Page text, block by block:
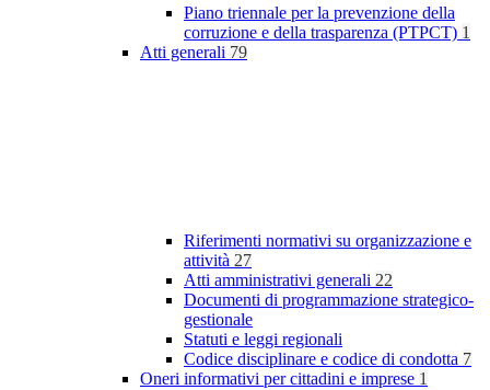
Piano triennale per la prevenzione della
corruzione e della trasparenza (PTPCT) 1
Atti generali 79
Riferimenti normativi su organizzazione e
attività 27
Atti amministrativi generali 22
Documenti di programmazione strategico-
gestionale
Statuti e leggi regionali
Codice disciplinare e codice di condotta 7
Oneri informativi per cittadini e imprese 1